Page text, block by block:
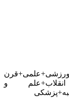
انقلاب+علم و